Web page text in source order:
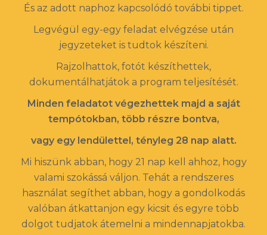
És az adott naphoz kapcsolódó további tippet.
Legvégül egy-egy feladat elvégzése után
jegyzeteket is tudtok készíteni.
Rajzolhattok, fotót készíthettek,
dokumentálhatjátok a program teljesítését.
Minden feladatot végezhettek majd a saját
tempótokban, több részre bontva,
vagy egy lendülettel, tényleg 28 nap alatt.
Mi hiszünk abban, hogy 21 nap kell ahhoz, hogy
valami szokássá váljon. Tehát a rendszeres
használat segíthet abban, hogy a gondolkodás
valóban átkattanjon egy kicsit és egyre több
dolgot tudjatok átemelni a mindennapjatokba.